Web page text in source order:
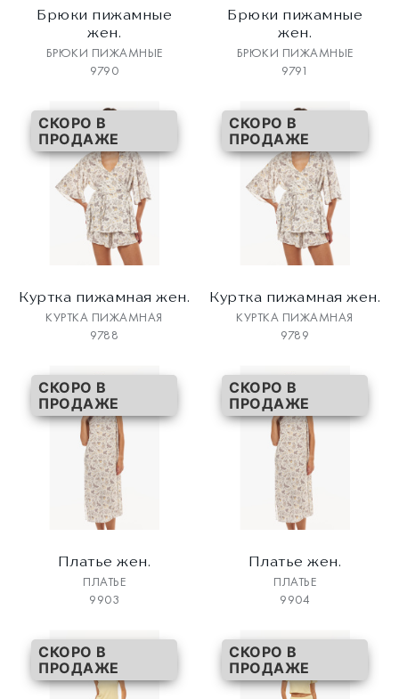
Брюки пижамные
жен.
БРЮКИ ПИЖАМНЫЕ
9790
Брюки пижамные
жен.
БРЮКИ ПИЖАМНЫЕ
9791
СКОРО В
ПРОДАЖЕ
Куртка пижамная жен.
КУРТКА ПИЖАМНАЯ
9788
СКОРО В
ПРОДАЖЕ
Куртка пижамная жен.
КУРТКА ПИЖАМНАЯ
9789
СКОРО В
ПРОДАЖЕ
Платье жен.
ПЛАТЬЕ
9903
СКОРО В
ПРОДАЖЕ
Платье жен.
ПЛАТЬЕ
9904
СКОРО В
ПРОДАЖЕ
СКОРО В
ПРОДАЖЕ